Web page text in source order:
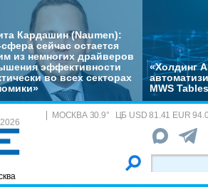
Кардашин (Naumen):
сейчас остается
из немногих драйверов
эффективности
во всех секторах
«Холдинг
MWS Tables
МОСКВА 30.9° ЦБ USD 81.41 EUR